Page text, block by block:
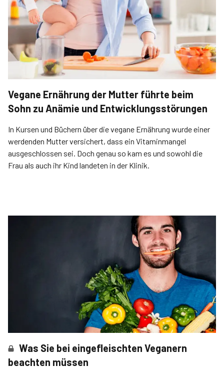
Vegane Ernährung der Mutter führte beim
Sohn zu Anämie und Entwicklungsstörungen
In Kursen und Büchern über die vegane Ernährung wurde einer
werdenden Mutter versichert, dass ein Vitaminmangel
ausgeschlossen sei. Doch genau so kam es und sowohl die
Frau als auch ihr Kind landeten in der Klinik.
Was Sie bei eingefleischten Veganern
beachten müssen